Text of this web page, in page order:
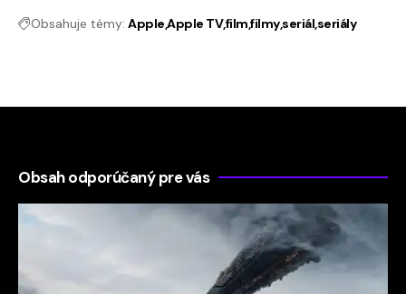
Obsahuje témy: AppleApple TVfilmfilmyseriálseriály
Obsah odporúčaný pre vás